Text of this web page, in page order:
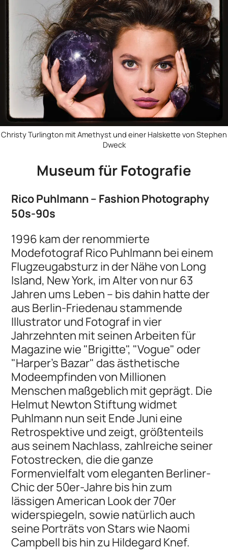
Christy Turlington mit Amethyst und einer Halskette von Stephen
Dweck
Museum für Fotografie
Rico Puhlmann – Fashion Photography
50s-90s
1996 kam der renommierte
Modefotograf Rico Puhlmann bei einem
Flugzeugabsturz in der Nähe von Long
Island, New York, im Alter von nur 63
Jahren ums Leben – bis dahin hatte der
aus Berlin-Friedenau stammende
Illustrator und Fotograf in vier
Jahrzehnten mit seinen Arbeiten für
Magazine wie "Brigitte", "Vogue" oder
"Harper's Bazar" das ästhetische
Modeempfinden von Millionen
Menschen maßgeblich mit geprägt. Die
Helmut Newton Stiftung widmet
Puhlmann nun seit Ende Juni eine
Retrospektive und zeigt, größtenteils
aus seinem Nachlass, zahlreiche seiner
Fotostrecken, die die ganze
Formenvielfalt vom eleganten Berliner-
Chic der 50er-Jahre bis hin zum
lässigen American Look der 70er
widerspiegeln, sowie natürlich auch
seine Porträts von Stars wie Naomi
Campbell bis hin zu Hildegard Knef.